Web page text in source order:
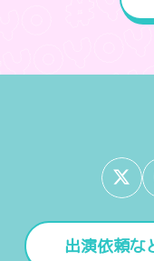
出演依頼な